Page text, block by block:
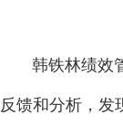
韩铁林绩效
反馈和分析，发